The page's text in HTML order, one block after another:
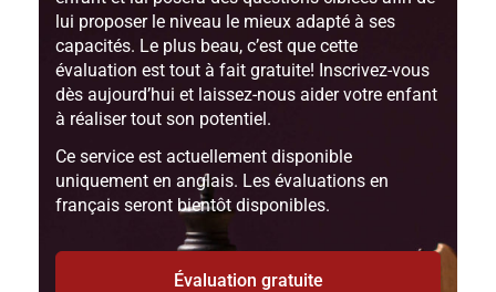
lui proposer le niveau le mieux adapté à ses
capacités. Le plus beau, c’est que cette
évaluation est tout à fait gratuite! Inscrivez-vous
dès aujourd’hui et laissez-nous aider votre enfant
à réaliser tout son potentiel.
Ce service est actuellement disponible
uniquement en anglais. Les évaluations en
français seront bientôt disponibles.
Évaluation gratuite